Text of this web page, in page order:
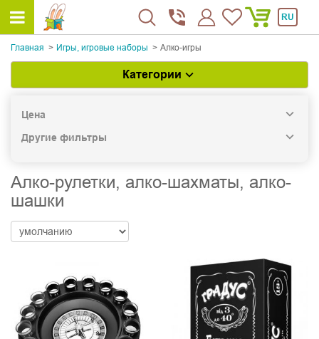
RU
Главная Игры, игровые наборы Алко-игры
Категории
Цена
Другие фильтры
Алко-рулетки, алко-шахматы, алко-
шашки